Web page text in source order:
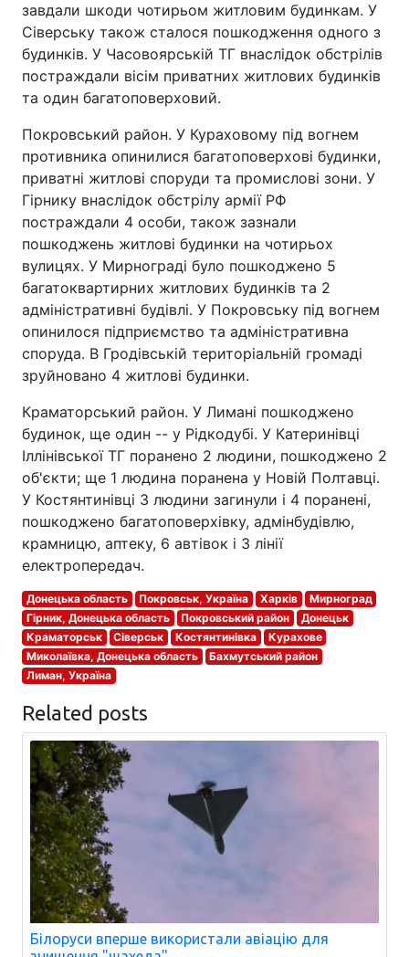
завдали шкоди чотирьом житловим будинкам. У
Сіверську також сталося пошкодження одного з
будинків. У Часовоярській ТГ внаслідок обстрілів
постраждали вісім приватних житлових будинків
та один багатоповерховий.
Покровський район. У Кураховому під вогнем
противника опинилися багатоповерхові будинки,
приватні житлові споруди та промислові зони. У
Гірнику внаслідок обстрілу армії РФ
постраждали 4 особи, також зазнали
пошкоджень житлові будинки на чотирьох
вулицях. У Мирнограді було пошкоджено 5
багатоквартирних житлових будинків та 2
адміністративні будівлі. У Покровську під вогнем
опинилося підприємство та адміністративна
споруда. В Гродівській територіальній громаді
зруйновано 4 житлові будинки.
Краматорський район. У Лимані пошкоджено
будинок, ще один -- у Рідкодубі. У Катеринівці
Іллінівської ТГ поранено 2 людини, пошкоджено 2
об'єкти; ще 1 людина поранена у Новій Полтавці.
У Костянтинівці 3 людини загинули і 4 поранені,
пошкоджено багатоповерхівку, адмінбудівлю,
крамницю, аптеку, 6 автівок і 3 лінії
електропередач.
Донецька область Покровськ, Україна Харків
Мирноград
Гірник, Донецька область
Покровський район
Донецьк
Краматорськ
Сіверськ Костянтинівка
Курахове
Миколаївка, Донецька область
Бахмутський район
Лиман, Україна
Related posts
Білоруси вперше використали авіацію для